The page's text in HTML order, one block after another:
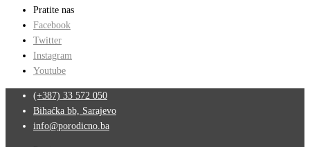
Pratite nas
Facebook
Twitter
Instagram
Youtube
(+387) 33 572 050
Bihaćka bb, Sarajevo
info@porodicno.ba